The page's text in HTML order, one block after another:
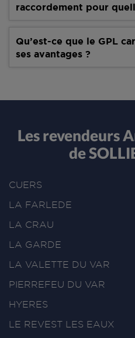
raccordement pour
Qu’est-ce que le GPL
ses avantages ?
Les revendeurs
de
CUERS
LA FARLEDE
LA CRAU
LA GARDE
LA VALETTE DU VAR
PIERREFEU DU VAR
HYERES
LE REVEST LES EAUX